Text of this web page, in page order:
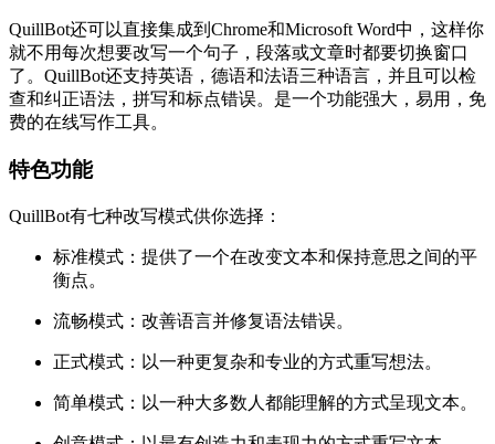
QuillBot还可以直接集成到Chrome和Microsoft Word中，这样你
就不用每次想要改写一个句子，段落或文章时都要切换窗口
了。QuillBot还支持英语，德语和法语三种语言，并且可以检
查和纠正语法，拼写和标点错误。是一个功能强大，易用，免
费的在线写作工具。
特色功能
QuillBot有七种改写模式供你选择：
标准模式：提供了一个在改变文本和保持意思之间的平
衡点。
流畅模式：改善语言并修复语法错误。
正式模式：以一种更复杂和专业的方式重写想法。
简单模式：以一种大多数人都能理解的方式呈现文本。